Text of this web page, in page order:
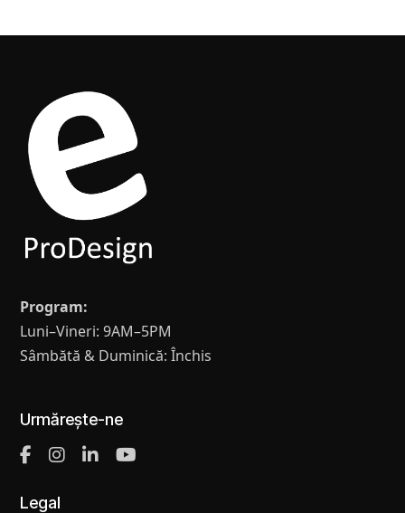
Program:
Luni–Vineri: 9AM–5PM
Sâmbătă & Duminică: Închis
Urmărește-ne
Legal